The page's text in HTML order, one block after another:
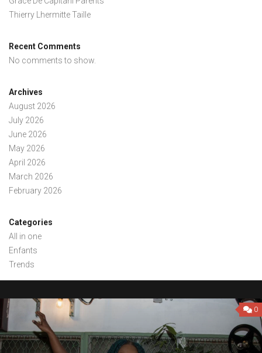
Thierry Lhermitte Taille
Recent Comments
No comments to show.
Archives
August 2026
July 2026
June 2026
May 2026
April 2026
March 2026
February 2026
Categories
All in one
Enfants
Trends
0